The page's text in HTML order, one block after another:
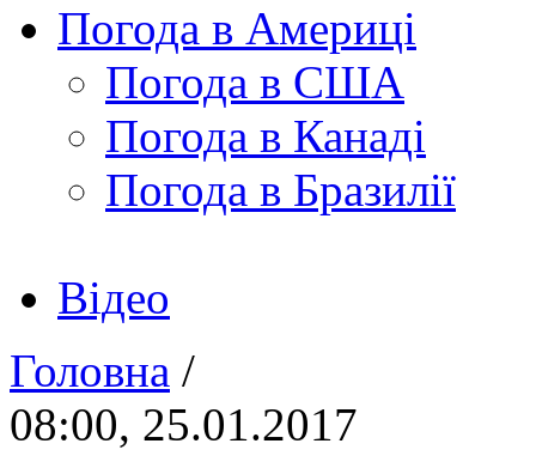
Погода в Америці
Погода в США
Погода в Канаді
Погода в Бразилії
Відео
Головна /
08:00, 25.01.2017